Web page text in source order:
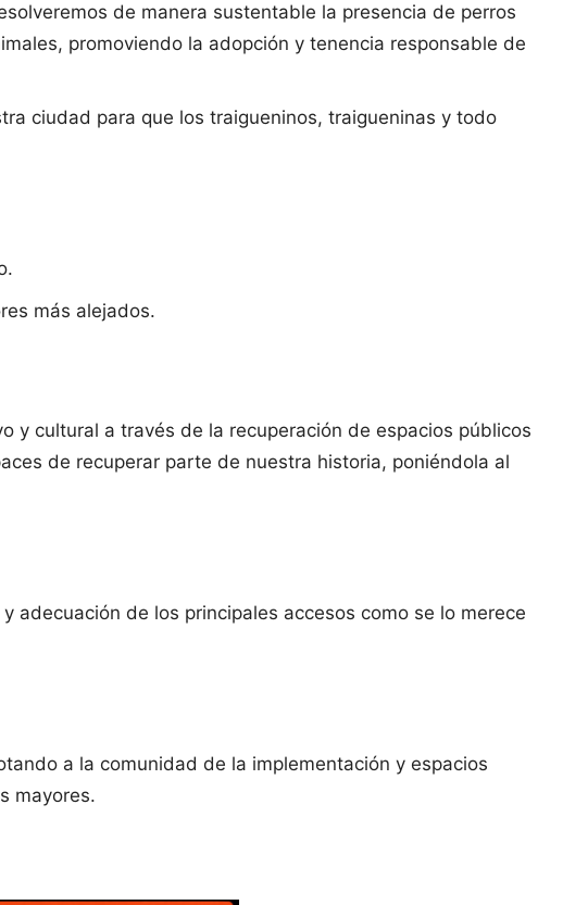
de manera sustentable la presencia de perros
promoviendo la adopción y tenencia responsable de
ciudad para que los traigueninos, traigueninas y todo
más alejados.
y cultural a través de la recuperación de espacios públicos
de recuperar parte de nuestra historia, poniéndola al
adecuación de los principales accesos como se lo merece
a la comunidad de la implementación y espacios
mayores.